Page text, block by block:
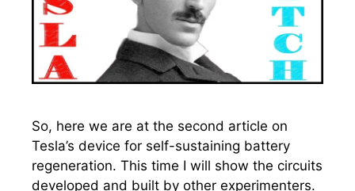
So, here we are at the second article on
Tesla’s device for self-sustaining battery
regeneration. This time I will show the circuits
developed and built by other experimenters.